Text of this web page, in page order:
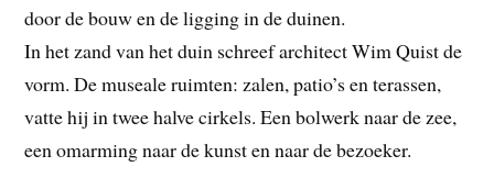
door de bouw en de ligging in de duinen.
In het zand van het duin schreef architect Wim Quist de
vorm. De museale ruimten: zalen, patio’s en terassen,
vatte hij in twee halve cirkels. Een bolwerk naar de zee,
een omarming naar de kunst en naar de bezoeker.